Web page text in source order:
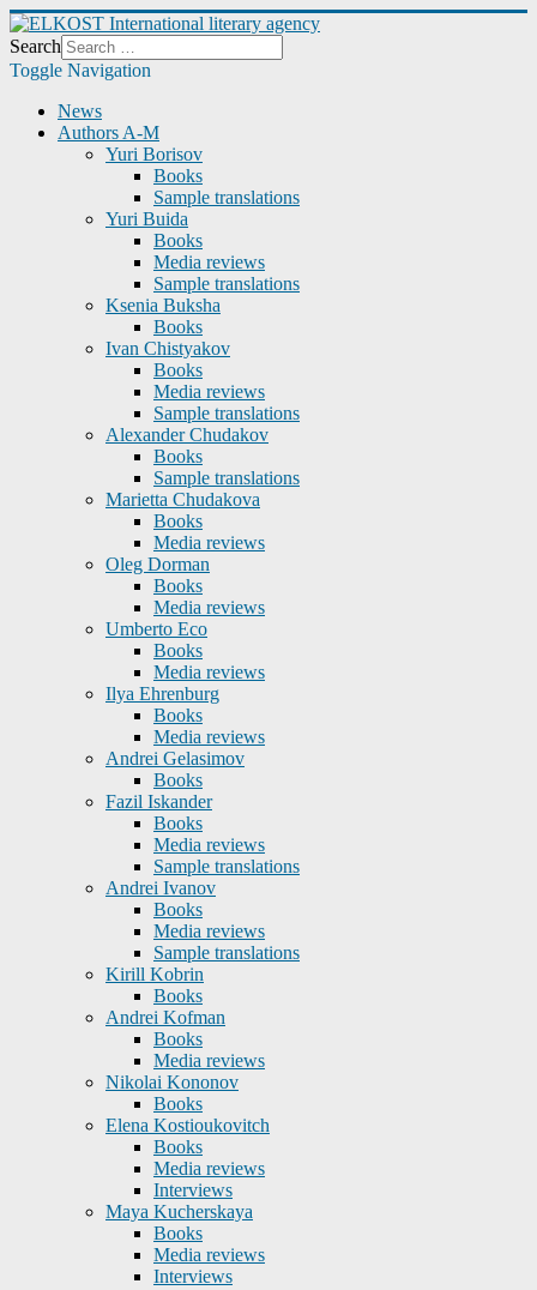
Search
Toggle Navigation
News
Authors A-M
Yuri Borisov
Books
Sample translations
Yuri Buida
Books
Media reviews
Sample translations
Ksenia Buksha
Books
Ivan Chistyakov
Books
Media reviews
Sample translations
Alexander Chudakov
Books
Sample translations
Marietta Chudakova
Books
Media reviews
Oleg Dorman
Books
Media reviews
Umberto Eco
Books
Media reviews
Ilya Ehrenburg
Books
Media reviews
Andrei Gelasimov
Books
Fazil Iskander
Books
Media reviews
Sample translations
Andrei Ivanov
Books
Media reviews
Sample translations
Kirill Kobrin
Books
Andrei Kofman
Books
Media reviews
Nikolai Kononov
Books
Elena Kostioukovitch
Books
Media reviews
Interviews
Maya Kucherskaya
Books
Media reviews
Interviews